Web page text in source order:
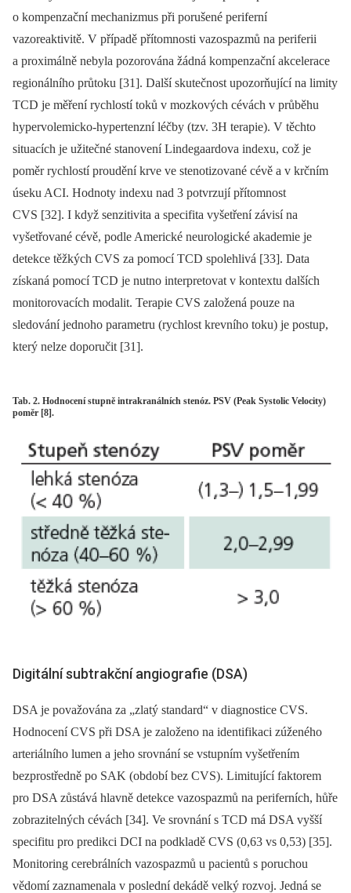
o kompenzační mechanizmus při porušené periferní
vazoreaktivitě. V případě přítomnosti vazospazmů na periferii
a proximálně nebyla pozorována žádná kompenzační akcelerace
regionálního průtoku [31]. Další skutečnost upozorňující na limity
TCD je měření rychlostí toků v mozkových cévách v průběhu
hypervolemicko‑hypertenzní léčby (tzv. 3H terapie). V těchto
situacích je užitečné stanovení Lindegaardova indexu, což je
poměr rychlostí proudění krve ve stenotizované cévě a v krčním
úseku ACI. Hodnoty indexu nad 3 potvrzují přítomnost
CVS [32]. I když senzitivita a specifita vyšetření závisí na
vyšetřované cévě, podle Americké neurologické akademie je
detekce těžkých CVS za pomocí TCD spolehlivá [33]. Data
získaná pomocí TCD je nutno interpretovat v kontextu dalších
monitorovacích modalit. Terapie CVS založená pouze na
sledování jednoho parametru (rychlost krevního toku) je postup,
který nelze doporučit [31].
Tab. 2. Hodnocení stupně intrakranálních stenóz. PSV (Peak Systolic Velocity)
poměr [8].
Digitální subtrakční angiografie (DSA)
DSA je považována za „zlatý standard“ v dia­gnostice CVS.
Hodnocení CVS při DSA je založeno na identifikaci zúženého
arteriálního lumen a jeho srovnání se vstupním vyšetřením
bezprostředně po SAK (období bez CVS). Limitující faktorem
pro DSA zůstává hlavně detekce vazospazmů na periferních, hůře
zobrazitelných cévách [34]. Ve srovnání s TCD má DSA vyšší
specifitu pro predikci DCI na podkladě CVS (0,63 vs 0,53) [35].
Monitoring cerebrálních vazospazmů u pacientů s poruchou
vědomí zaznamenala v poslední dekádě velký rozvoj. Jedná se